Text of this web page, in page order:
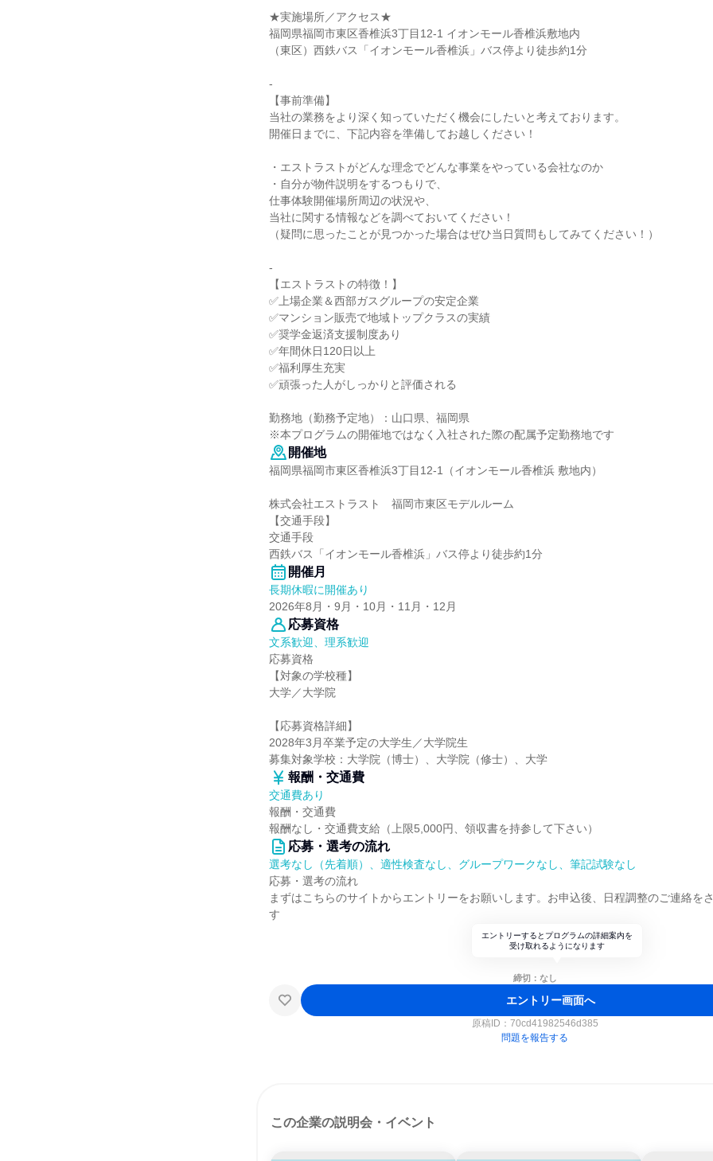
★実施場所／アクセス★
福岡県福岡市東区香椎浜3丁目12-1 イオンモール香椎浜敷地内
（東区）西鉄バス「イオンモール香椎浜」バス停より徒歩約1分
-
【事前準備】
当社の業務をより深く知っていただく機会にしたいと考えております。
開催日までに、下記内容を準備してお越しください！
・エストラストがどんな理念でどんな事業をやっている会社なのか
・自分が物件説明をするつもりで、
仕事体験開催場所周辺の状況や、
当社に関する情報などを調べておいてください！
（疑問に思ったことが見つかった場合はぜひ当日質問もしてみてください！）
-
【エストラストの特徴！】
✅上場企業＆西部ガスグループの安定企業
✅マンション販売で地域トップクラスの実績
✅奨学金返済支援制度あり
✅年間休日120日以上
✅福利厚生充実
✅頑張った人がしっかりと評価される
勤務地（勤務予定地）：山口県、福岡県
※本プログラムの開催地ではなく入社された際の配属予定勤務地です
開催地
福岡県福岡市東区香椎浜3丁目12-1（イオンモール香椎浜 敷地内）
株式会社エストラスト 福岡市東区モデルルーム
【交通手段】
交通手段
西鉄バス「イオンモール香椎浜」バス停より徒歩約1分
開催月
長期休暇に開催あり
2026年8月・9月・10月・11月・12月
応募資格
文系歓迎、理系歓迎
応募資格
【対象の学校種】
大学／大学院
【応募資格詳細】
2028年3月卒業予定の大学生／大学院生
募集対象学校：大学院（博士）、大学院（修士）、大学
報酬・交通費
交通費あり
報酬・交通費
報酬なし・交通費支給（上限5,000円、領収書を持参して下さい）
応募・選考の流れ
選考なし（先着順）、適性検査なし、グループワークなし、筆記試験なし
応募・選考の流れ
まずはこちらのサイトからエントリーをお願いします。お申込後、日程調整のご連絡を
す
エントリーするとプログラムの詳細案内を
受け取れるようになります
締切：なし
エントリー画面へ
原稿ID： 70cd41982546d385
問題を報告する
この企業の説明会・イベント